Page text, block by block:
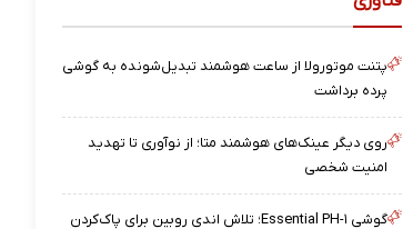
پتنت موتورولا از ساعت هوشمند تبدیل‌شونده به گوشی
پرده برداشت
روی دیگر عینک‌های هوشمند متا؛ از نوآوری تا تهدید
امنیت شخصی
گوشی Essential PH-۱؛ تلاش اندی روبین برای پاک‌کردن